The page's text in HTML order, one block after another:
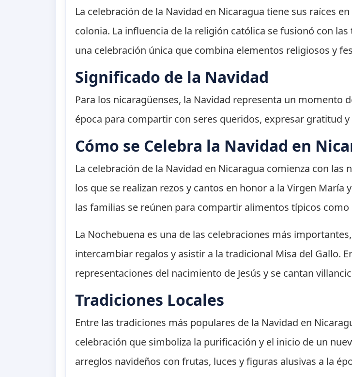
La celebración de la Navidad en Nicaragua tiene sus raíces
colonia. La influencia de la religión católica se fusionó con
una celebración única que combina elementos religiosos y
Significado de la Navidad
Para los nicaragüenses, la Navidad representa un momento
época para compartir con seres queridos, expresar gratitud
Cómo se Celebra la Navidad en
La celebración de la Navidad en Nicaragua comienza con las
los que se realizan rezos y cantos en honor a la Virgen María
las familias se reúnen para compartir alimentos típicos
La Nochebuena es una de las celebraciones más
intercambiar regalos y asistir a la tradicional Misa del Gallo.
representaciones del nacimiento de Jesús y se cantan
Tradiciones Locales
Entre las tradiciones más populares de la Navidad en
celebración que simboliza la purificación y el inicio de un
arreglos navideños con frutas, luces y figuras alusivas a la